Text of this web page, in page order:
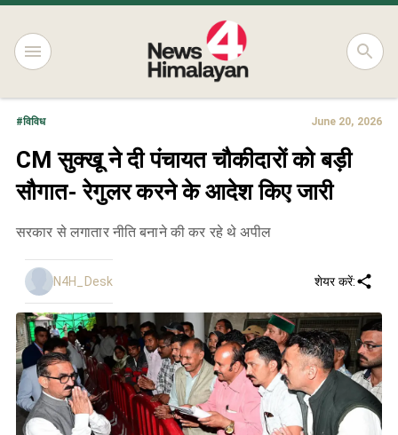
#विविध June 20, 2026
CM सुक्खू ने दी पंचायत चौकीदारों को बड़ी
सौगात- रेगुलर करने के आदेश किए जारी
सरकार से लगातार नीति बनाने की कर रहे थे अपील
N4H_Desk शेयर करें: